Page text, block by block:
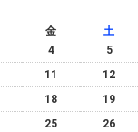
金
土
4
5
11
12
18
19
25 26